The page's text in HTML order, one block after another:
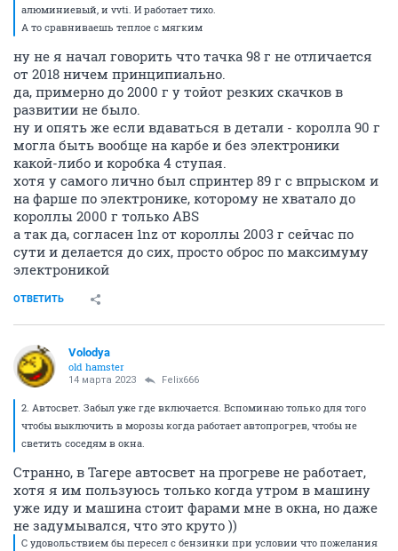
алюминиевый, и vvti. И работает тихо.
А то сравниваешь теплое с мягким
ну не я начал говорить что тачка 98 г не отличается
от 2018 ничем принципиально.
да, примерно до 2000 г у тойот резких скачков в
развитии не было.
ну и опять же если вдаваться в детали - королла 90 г
могла быть вообще на карбе и без электроники
какой-либо и коробка 4 ступая.
хотя у самого лично был спринтер 89 г с впрыском и
на фарше по электронике, которому не хватало до
короллы 2000 г только ABS
а так да, согласен 1nz от короллы 2003 г сейчас по
сути и делается до сих, просто оброс по максимуму
электроникой
ОТВЕТИТЬ
Volodya
old hamster
14 марта 2023 Felix666
2. Автосвет. Забыл уже где включается. Вспоминаю только для того
чтобы выключить в морозы когда работает автопрогрев, чтобы не
светить соседям в окна.
Странно, в Тагере автосвет на прогреве не работает,
хотя я им пользуюсь только когда утром в машину
уже иду и машина стоит фарами мне в окна, но даже
не задумывался, что это круто ))
С удовольствием бы пересел с бензинки при условии что пожелания